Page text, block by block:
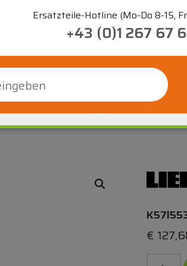
Ersatzteile-Hotline (Mo-Do 8-15,
+43 (0)1 267 67
€